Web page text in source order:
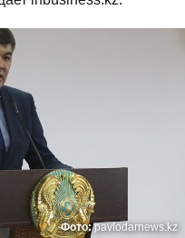
Фото:pavlodarnews.kz